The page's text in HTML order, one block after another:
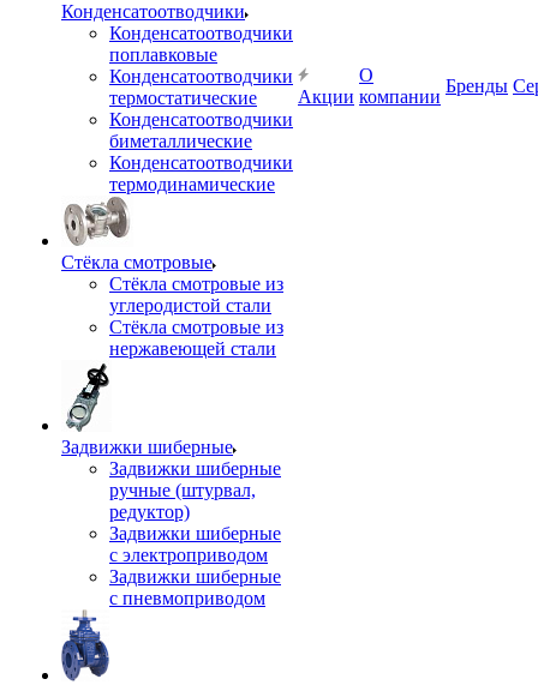
Конденсатоотводчики
Конденсатоотводчики
поплавковые
Конденсатоотводчики
термостатические
Конденсатоотводчики
биметаллические
Конденсатоотводчики
термодинамические
Стёкла смотровые
Стёкла смотровые из
углеродистой стали
Стёкла смотровые из
нержавеющей стали
Задвижки шиберные
Задвижки шиберные
ручные (штурвал,
редуктор)
Задвижки шиберные
с электроприводом
Задвижки шиберные
с пневмоприводом
Акции
О
компании
Бренды